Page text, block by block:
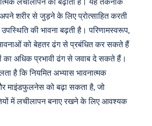
अपने शरीर से जुड़ने के लिए प्रोत्साहित करती
की भावना बढ़ती है। परिणामस्वरूप,
को बेहतर ढंग से प्रबंधित कर सकते हैं
का अधिक प्रभावी ढंग से जवाब दे सकते हैं।
है कि नियमित अभ्यास भावनात्मक
माइंडफुलनेस को बढ़ा सकता है, जो
में लचीलापन बनाए रखने के लिए आवश्यक